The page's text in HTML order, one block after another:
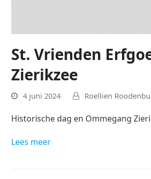
St. Vrienden
Zierikzee
4 juni 2024 Roellien
Historische dag en Ommegang
Lees meer